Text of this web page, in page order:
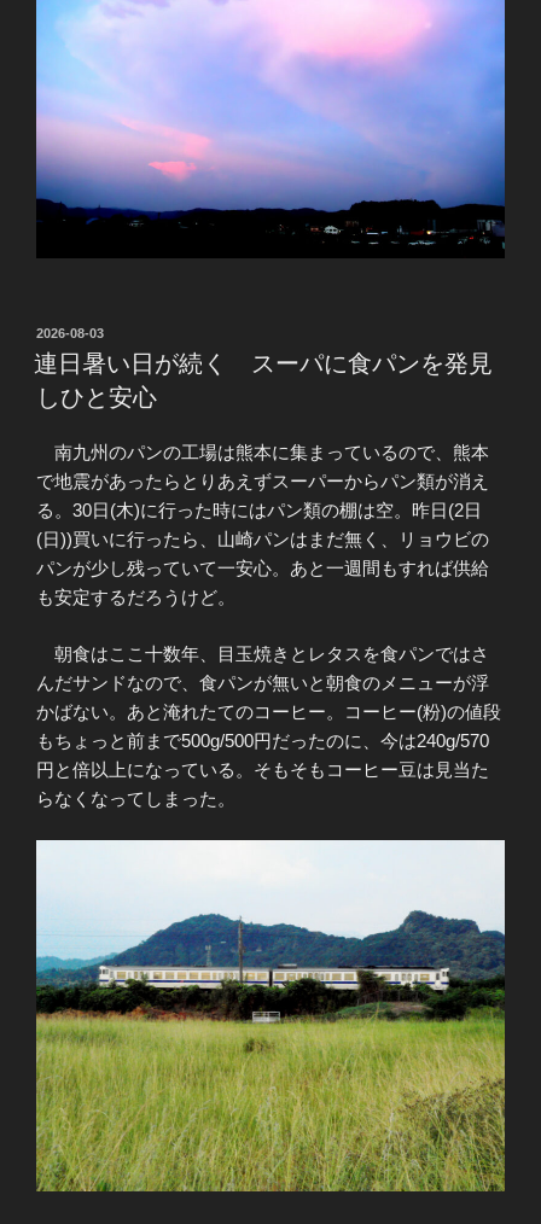
投
稿
日:
2026-08-03
連日暑い日が続く スーパに食パンを発見
しひと安心
南九州のパンの工場は熊本に集まっているので、熊本
で地震があったらとりあえずスーパーからパン類が消え
る。30日(木)に行った時にはパン類の棚は空。昨日(2日
(日))買いに行ったら、山崎パンはまだ無く、リョウビの
パンが少し残っていて一安心。あと一週間もすれば供給
も安定するだろうけど。
朝食はここ十数年、目玉焼きとレタスを食パンではさ
んだサンドなので、食パンが無いと朝食のメニューが浮
かばない。あと淹れたてのコーヒー。コーヒー(粉)の値段
もちょっと前まで500g/500円だったのに、今は240g/570
円と倍以上になっている。そもそもコーヒー豆は見当た
らなくなってしまった。